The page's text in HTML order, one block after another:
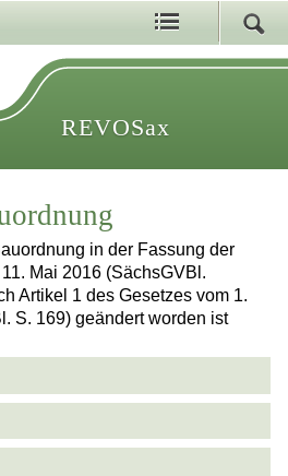
REVOSax
in der Fassung der
Mai 2016 (SächsGVBl.
Artikel 1 des Gesetzes vom 1.
S. 169) geändert worden ist